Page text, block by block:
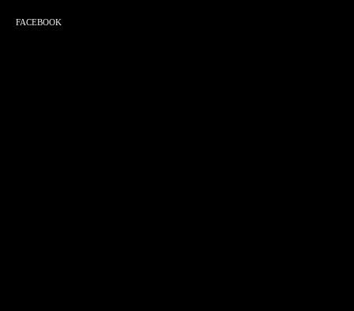
FACEBOOK